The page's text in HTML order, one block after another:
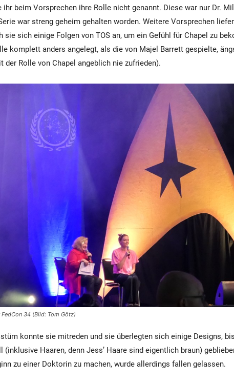
ihr beim Vorsprechen ihre Rolle nicht genannt. Diese war nur Dr.
war streng geheim gehalten worden. Weitere Vorsprechen
sie sich einige Folgen von TOS an, um ein Gefühl für Chapel zu
komplett anders angelegt, als die von Majel Barrett gespielte,
der Rolle von Chapel angeblich nie zufrieden).
34 (Bild: Tom Götz)
konnte sie mitreden und sie überlegten sich einige Designs,
(inklusive Haaren, denn Jess’ Haare sind eigentlich braun)
zu einer Doktorin zu machen, wurde allerdings fallen gelassen.